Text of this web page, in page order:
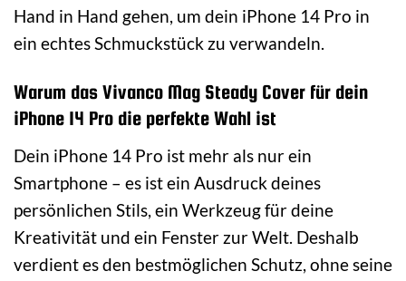
Hand in Hand gehen, um dein iPhone 14 Pro in
ein echtes Schmuckstück zu verwandeln.
Warum das Vivanco Mag Steady Cover für dein
iPhone 14 Pro die perfekte Wahl ist
Dein iPhone 14 Pro ist mehr als nur ein
Smartphone – es ist ein Ausdruck deines
persönlichen Stils, ein Werkzeug für deine
Kreativität und ein Fenster zur Welt. Deshalb
verdient es den bestmöglichen Schutz, ohne seine